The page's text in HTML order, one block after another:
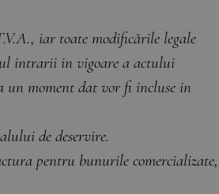
iar toate modificările legale
intrarii in vigoare a actului
un moment dat vor fi incluse in
de deservire.
pentru bunurile comercializate,